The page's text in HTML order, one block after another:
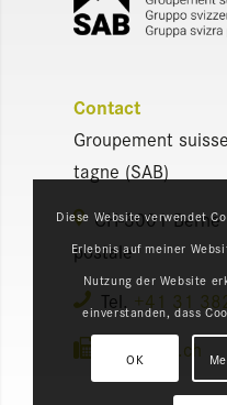
Contact
Grou­pe­ment
tagne (SAB)
CH-3001
pos­tale
Tel. +41 31
info@​sab.​ch
Diese Website verwendet
Erlebnis auf meiner
Nutzung der Website
einverstanden, dass
OK